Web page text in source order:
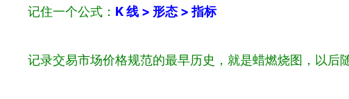
记住一个公式： K 线 > 形态 > 指标
记录交易市场价格规范的最早历史，就是蜡燃烧图，以后